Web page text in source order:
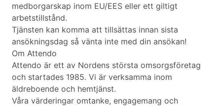
medborgarskap inom EU/EES eller ett giltigt
arbetstillstånd.
Tjänsten kan komma att tillsättas innan sista
ansökningsdag så vänta inte med din ansökan!
Om Attendo
Attendo är ett av Nordens största omsorgsföretag
och startades 1985. Vi är verksamma inom
äldreboende och hemtjänst.
Våra värderingar omtanke, engagemang och